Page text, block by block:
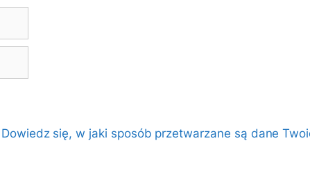
Dowiedz się, w jaki sposób przetwarzane są dane